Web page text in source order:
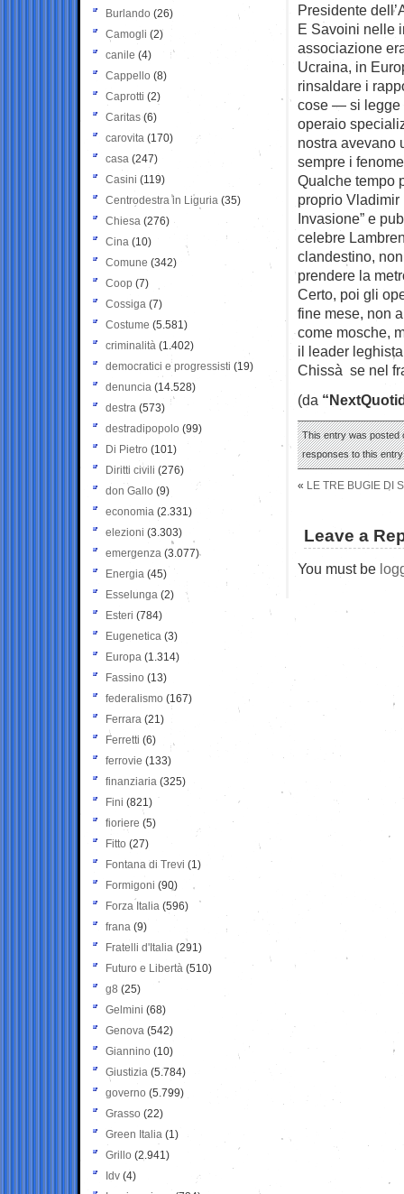
Presidente
E Savoini nelle
associazione
Ucraina, in
rinsaldare i
cose — si legge
operaio
nostra avevano
sempre i
Qualche tempo
proprio Vladimir
Invasione” e
celebre
clandestino,
prendere la
Certo, poi gli
fine mese, non
come mosche,
il leader
Chissà se nel
(da
This entry was posted
responses to this
« LE TRE BUGIE DI
Leave a
You must be
Burlando (26)
Camogli (2)
canile (4)
Cappello (8)
Caprotti (2)
Caritas (6)
carovita (170)
casa (247)
Casini (119)
Centrodestra in Liguria (35)
Chiesa (276)
Cina (10)
Comune (342)
Coop (7)
Cossiga (7)
Costume (5.581)
criminalità (1.402)
democratici e progressisti (19)
denuncia (14.528)
destra (573)
destradipopolo (99)
Di Pietro (101)
Diritti civili (276)
don Gallo (9)
economia (2.331)
elezioni (3.303)
emergenza (3.077)
Energia (45)
Esselunga (2)
Esteri (784)
Eugenetica (3)
Europa (1.314)
Fassino (13)
federalismo (167)
Ferrara (21)
Ferretti (6)
ferrovie (133)
finanziaria (325)
Fini (821)
fioriere (5)
Fitto (27)
Fontana di Trevi (1)
Formigoni (90)
Forza Italia (596)
frana (9)
Fratelli d'Italia (291)
Futuro e Libertà (510)
g8 (25)
Gelmini (68)
Genova (542)
Giannino (10)
Giustizia (5.784)
governo (5.799)
Grasso (22)
Green Italia (1)
Grillo (2.941)
Idv (4)